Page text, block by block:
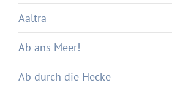
Aaltra
Ab ans Meer!
Ab durch die Hecke